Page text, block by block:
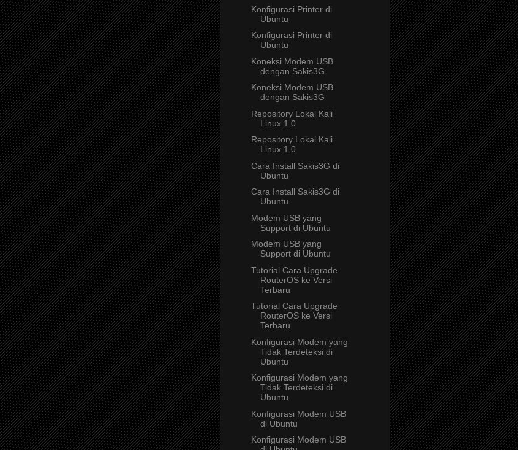
Konfigurasi Printer di
Ubuntu
Konfigurasi Printer di
Ubuntu
Koneksi Modem USB
dengan Sakis3G
Koneksi Modem USB
dengan Sakis3G
Repository Lokal Kali
Linux 1.0
Repository Lokal Kali
Linux 1.0
Cara Install Sakis3G di
Ubuntu
Cara Install Sakis3G di
Ubuntu
Modem USB yang
Support di Ubuntu
Modem USB yang
Support di Ubuntu
Tutorial Cara Upgrade
RouterOS ke Versi
Terbaru
Tutorial Cara Upgrade
RouterOS ke Versi
Terbaru
Konfigurasi Modem yang
Tidak Terdeteksi di
Ubuntu
Konfigurasi Modem yang
Tidak Terdeteksi di
Ubuntu
Konfigurasi Modem USB
di Ubuntu
Konfigurasi Modem USB